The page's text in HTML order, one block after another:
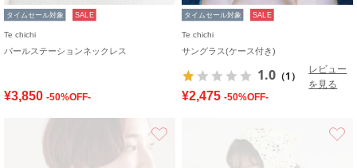
タイムセール対象 SALE
Te chichi
パールステーションネックレス
¥3,850 -50%OFF-
タイムセール対象 SALE
Te chichi
サングラス(ケース付き)
1.0 （1）
レビュー
を見る
¥2,475 -50%OFF-